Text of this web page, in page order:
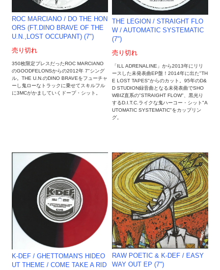
ROC MARCIANO / DO THE HON
ORS (FT.DINO BRAVE OF THE
U.N.,LOST OCCUPANT) (7")
売り切れ
350枚限定プレスだったROC MARCIANO
のGOODFELONSからの2012年 7"シング
ル。THE U.N.のDINO BRAVEをフューチャ
ーし鬼ローなトラックに乗せてスキルフル
に3MCがかましていくドープ・シット。
THE LEGION / STRAIGHT FLO
W / AUTOMATIC SYSTEMATIC
(7")
売り切れ
「ILL ADRENALINE」から2013年にリリ
ースした未発表曲EP盤！2014年に出た"TH
E LOST TAPES"からのカット。95年のD&
D STUDION録音曲となる未発表曲でSHO
WBIZ直系の"STRAIGHT FLOW"、黒光り
するD.I.T.C.ライクな鬼ハーコー・シット"A
UTOMATIC SYSTEMATIC"をカップリン
グ。
K-DEF / GHETTOMAN'S HIDEO
UT THEME / COME TAKE A RID
RAW POETIC & K-DEF / EASY
WAY OUT EP (7")